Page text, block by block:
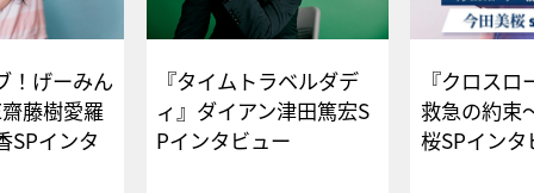
！げーみん
藤樹愛羅
SPインタ
『タイムトラベルダデ
ィ』ダイアン津田篤宏S
Pインタビュー
『クロス
救急の約束
桜SPイ